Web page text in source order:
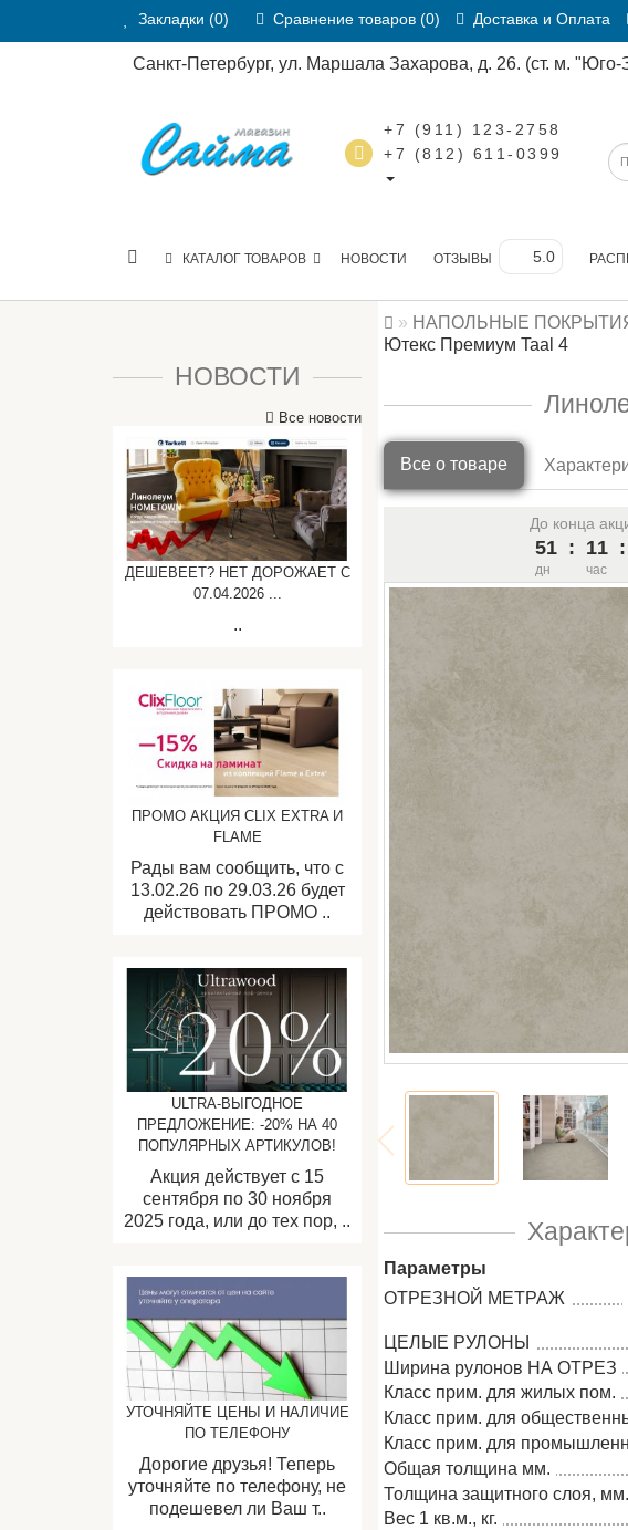
Закладки (0) Сравнение товаров (0) Доставка и Оплата
Санкт-Петербург, ул. Маршала Захарова, д. 26. (ст. м.
+7 (911) 123-2758
+7 (812) 611-0399
КАТАЛОГ ТОВАРОВ НОВОСТИ ОТЗЫВЫ
НОВОСТИ
Все новости
ДЕШЕВЕЕТ? НЕТ ДОРОЖАЕТ C
07.04.2026 ...
..
ПРОМО АКЦИЯ CLIX EXTRA И
FLAME
Рады вам сообщить, что с
13.02.26 по 29.03.26 будет
действовать ПРОМО ..
ULTRA-ВЫГОДНОЕ
ПРЕДЛОЖЕНИЕ: -20% НА 40
ПОПУЛЯРНЫХ АРТИКУЛОВ!
Акция действует с 15
сентября по 30 ноября
2025 года, или до тех пор, ..
УТОЧНЯЙТЕ ЦЕНЫ И НАЛИЧИЕ
ПО ТЕЛЕФОНУ
Дорогие друзья! Теперь
уточняйте по телефону, не
подешевел ли Ваш т..
НАПОЛЬНЫЕ
Ютекс Премиум Taal 4
Все о товаре
До конца
51
дн
: 11
час
:
Параметры
ОТРЕЗНОЙ МЕТРАЖ
ЦЕЛЫЕ РУЛОНЫ
Ширина рулонов НА ОТРЕЗ
Класс прим. для жилых пом.
Класс прим. для
Класс прим. для
Общая толщина мм.
Толщина защитного слоя, мм.
Вес 1 кв.м., кг.